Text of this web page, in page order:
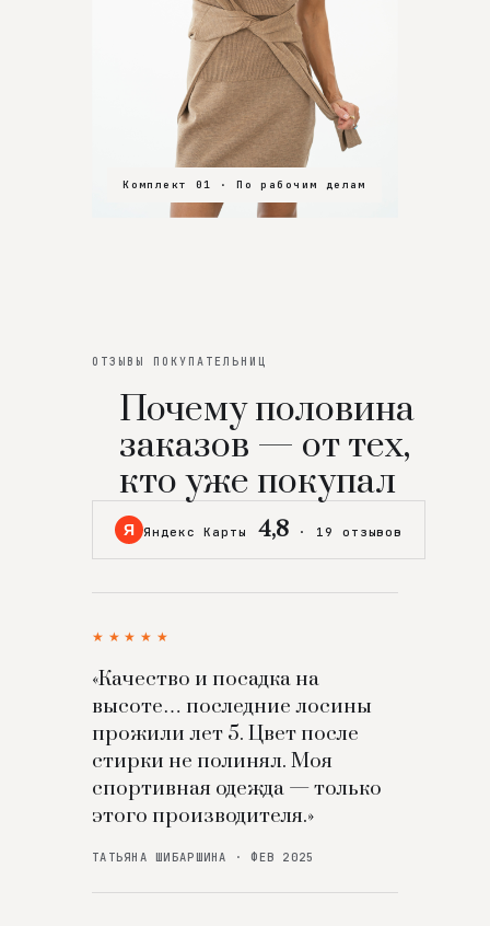
Комплект 01 · По рабочим делам
Комплект 02 · В зал
Комплект 03 · На особенный вечер
ОТЗЫВЫ ПОКУПАТЕЛЬНИЦ
Почему половина
заказов — от тех,
кто уже покупал
Я Яндекс Карты 4,8 · 19 отзывов
★★★★★
«Качество и посадка на
высоте… последние лосины
прожили лет 5. Цвет после
стирки не полинял. Моя
спортивная одежда — только
этого производителя.»
ТАТЬЯНА ШИБАРШИНА · ФЕВ 2025